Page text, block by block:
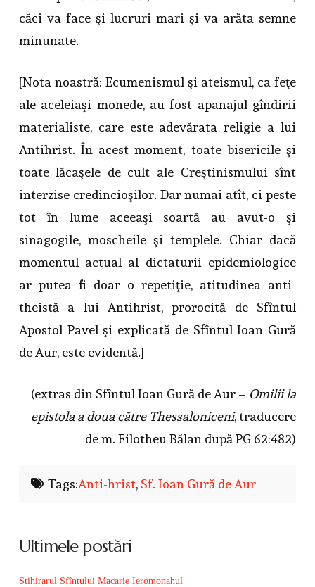
căci va face şi lucruri mari şi va arăta semne
minunate.
[Nota noastră: Ecumenismul şi ateismul, ca feţe
ale aceleiaşi monede, au fost apanajul gîndirii
materialiste, care este adevărata religie a lui
Antihrist. În acest moment, toate bisericile şi
toate lăcaşele de cult ale Creştinismului sînt
interzise credincioşilor. Dar numai atît, ci peste
tot în lume aceeaşi soartă au avut-o şi
sinagogile, moscheile şi templele. Chiar dacă
momentul actual al dictaturii epidemiologice
ar putea fi doar o repetiţie, atitudinea anti-
theistă a lui Antihrist, prorocită de Sfîntul
Apostol Pavel şi explicată de Sfîntul Ioan Gură
de Aur, este evidentă.]
(extras din Sfîntul Ioan Gură de Aur – Omilii la
epistola a doua către Thessaloniceni, traducere
de m. Filotheu Bălan după PG 62:482)
Tags:Anti-hrist, Sf. Ioan Gură de Aur
Ultimele postări
Stihirarul Sfîntului Macarie Ieromonahul